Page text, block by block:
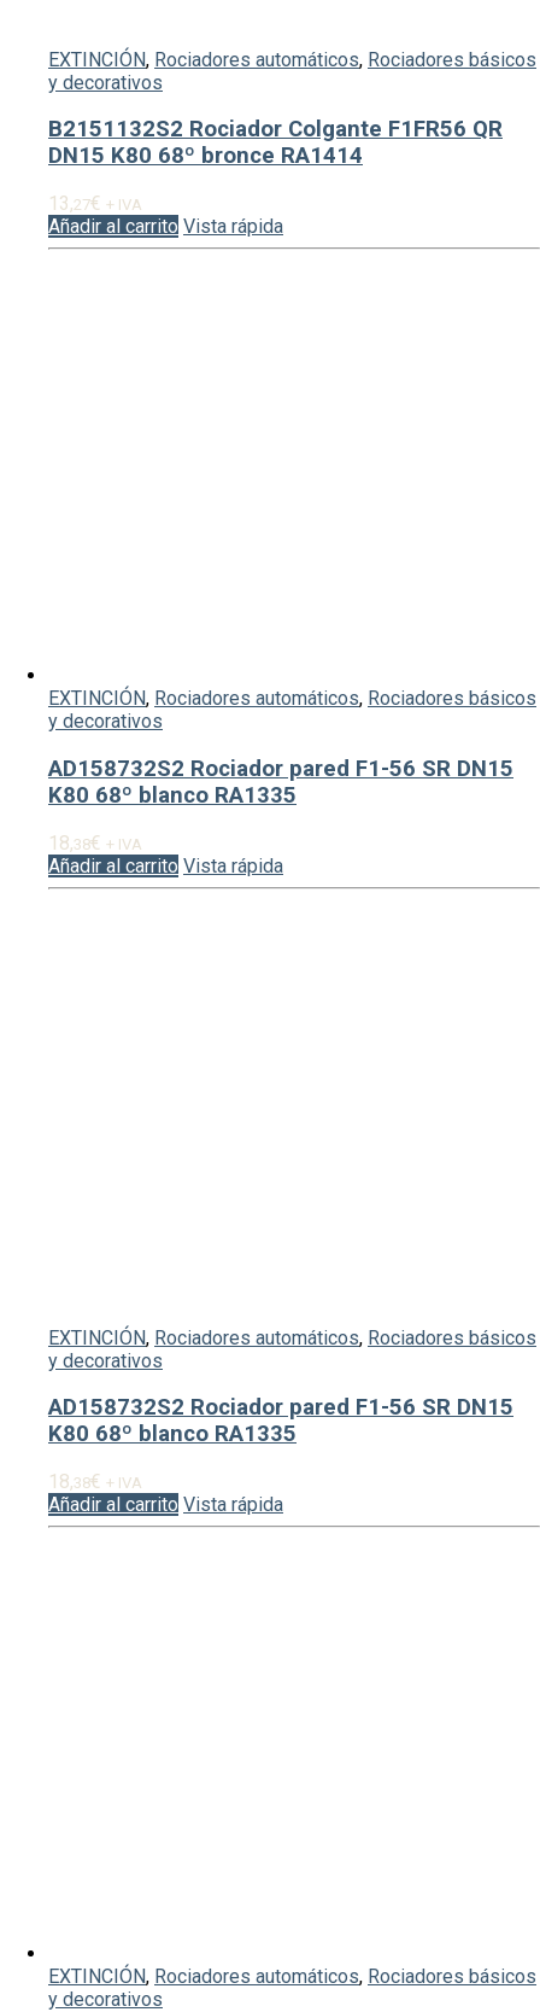
EXTINCIÓN, Rociadores automáticos, Rociadores básicos
y decorativos
B2151132S2 Rociador Colgante F1FR56 QR
DN15 K80 68º bronce RA1414
13,27€ + IVA
Añadir al carrito Vista rápida
EXTINCIÓN, Rociadores automáticos, Rociadores básicos
y decorativos
AD158732S2 Rociador pared F1-56 SR DN15
K80 68º blanco RA1335
18,38€ + IVA
Añadir al carrito Vista rápida
EXTINCIÓN, Rociadores automáticos, Rociadores básicos
y decorativos
AD158732S2 Rociador pared F1-56 SR DN15
K80 68º blanco RA1335
18,38€ + IVA
Añadir al carrito Vista rápida
EXTINCIÓN, Rociadores automáticos, Rociadores básicos
y decorativos